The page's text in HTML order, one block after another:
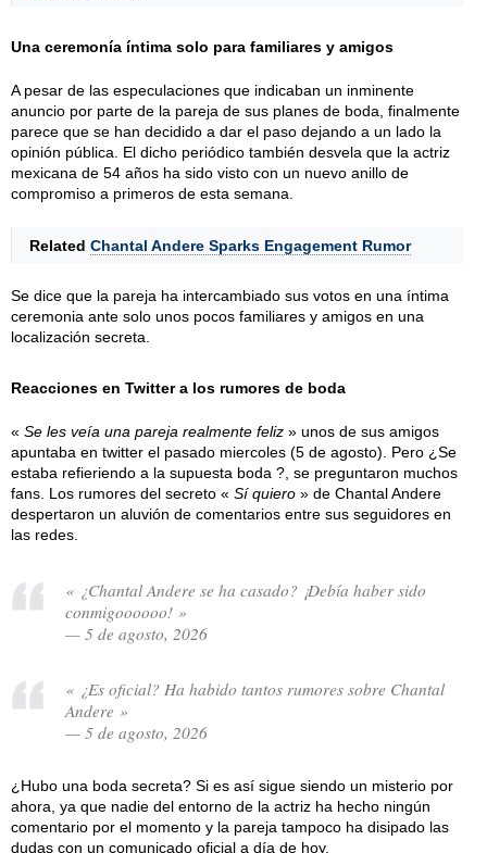
Una ceremonía íntima solo para familiares y amigos
A pesar de las especulaciones que indicaban un inminente
anuncio por parte de la pareja de sus planes de boda, finalmente
parece que se han decidido a dar el paso dejando a un lado la
opinión pública. El dicho periódico también desvela que la actriz
mexicana de 54 años ha sido visto con un nuevo anillo de
compromiso a primeros de esta semana.
Related Chantal Andere Sparks Engagement Rumor
Se dice que la pareja ha intercambiado sus votos en una íntima
ceremonia ante solo unos pocos familiares y amigos en una
localización secreta.
Reacciones en Twitter a los rumores de boda
« Se les veía una pareja realmente feliz » unos de sus amigos
apuntaba en twitter el pasado miercoles (5 de agosto). Pero ¿Se
estaba refieriendo a la supuesta boda ?, se preguntaron muchos
fans. Los rumores del secreto « Sí quiero » de Chantal Andere
despertaron un aluvión de comentarios entre sus seguidores en
las redes.
« ¿Chantal Andere se ha casado? ¡Debía haber sido
conmigoooooo! »
— 5 de agosto, 2026
« ¿Es oficial? Ha habido tantos rumores sobre Chantal
Andere »
— 5 de agosto, 2026
¿Hubo una boda secreta? Si es así sigue siendo un misterio por
ahora, ya que nadie del entorno de la actriz ha hecho ningún
comentario por el momento y la pareja tampoco ha disipado las
dudas con un comunicado oficial a día de hoy.